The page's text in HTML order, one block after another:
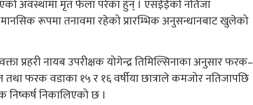
अवस्थामा मृत फेला परेका हुन् । एसईईको नतिजा
रूपमा तनावमा रहेको प्रारम्भिक अनुसन्धानबाट खुलेको
प्रहरी नायब उपरीक्षक योगेन्द्र तिमिल्सिनाका अनुसार फरक–
फरक वडाका १५ र १६ वर्षीया छात्राले कमजोर नतिजापछि
निष्कर्ष निकालिएको छ ।